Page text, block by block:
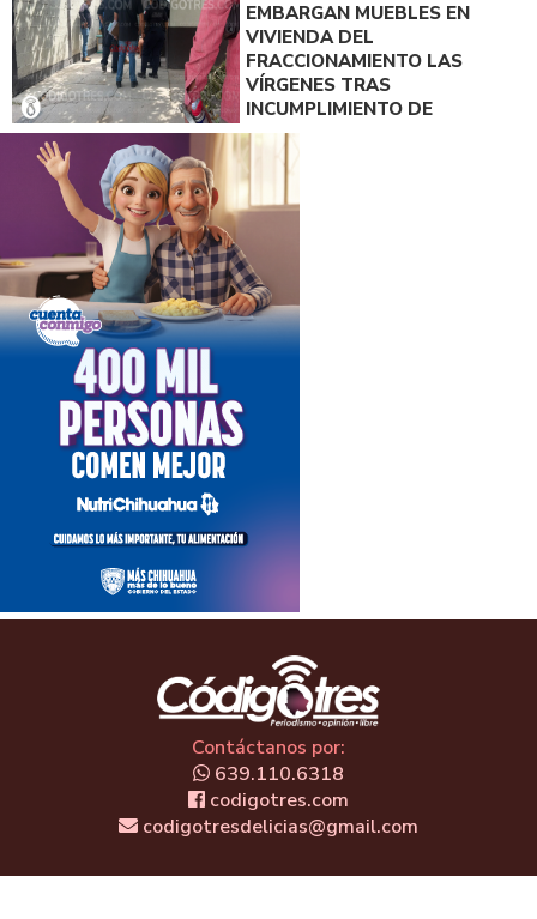
EMBARGAN MUEBLES EN
VIVIENDA DEL
FRACCIONAMIENTO LAS
VÍRGENES TRAS
INCUMPLIMIENTO DE
ACUERDO DE PAGO
Contáctanos por:
639.110.6318
codigotres.com
codigotresdelicias@gmail.com